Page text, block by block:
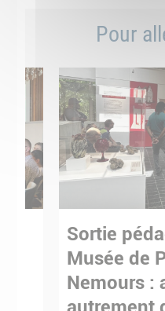
Pour
Sortie
Musée de
Nemours :